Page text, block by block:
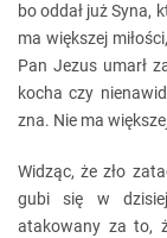
bo oddał już Syna,
ma większej
Pan Jezus umarł
kocha czy
zna. Nie ma
Widząc, że zło
gubi się w
atakowany za to,